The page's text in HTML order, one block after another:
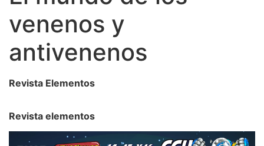
venenos y
antivenenos
Revista Elementos
Revista elementos